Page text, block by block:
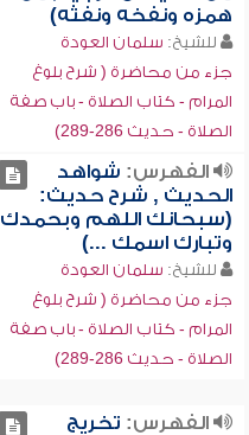
همزه ونفخه ونفثه)
للشيخ: سلمان العودة
جزء من محاضرة ( شرح بلوغ
المرام - كتاب الصلاة - باب صفة
الصلاة - حديث 286-289)
الفهرس: شواهد
الحديث , شرح حديث:
(سبحانك اللهم وبحمدك
وتبارك اسمك ...)
للشيخ: سلمان العودة
جزء من محاضرة ( شرح بلوغ
المرام - كتاب الصلاة - باب صفة
الصلاة - حديث 286-289)
الفهرس: تخريج